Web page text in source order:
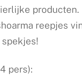
producten.
reepjes
pers):